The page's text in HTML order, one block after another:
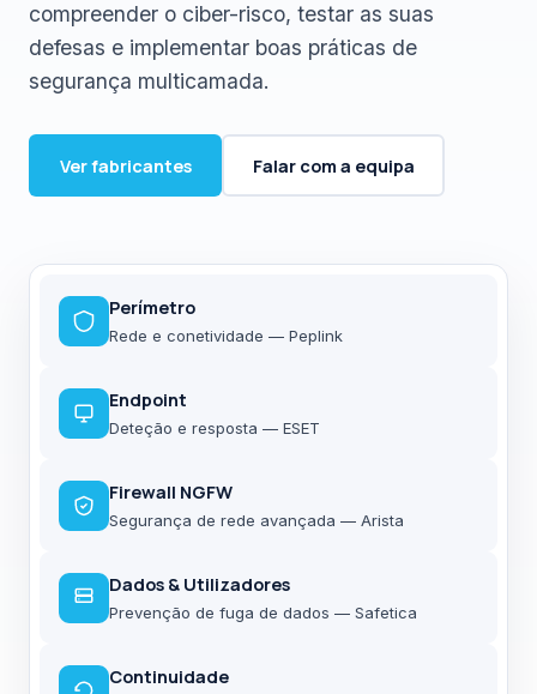
compreender o ciber-risco, testar as suas
defesas e implementar boas práticas de
segurança multicamada.
Ver fabricantes Falar com a equipa
Perímetro
Rede e conetividade — Peplink
Endpoint
Deteção e resposta — ESET
Firewall NGFW
Segurança de rede avançada — Arista
Dados & Utilizadores
Prevenção de fuga de dados — Safetica
Continuidade